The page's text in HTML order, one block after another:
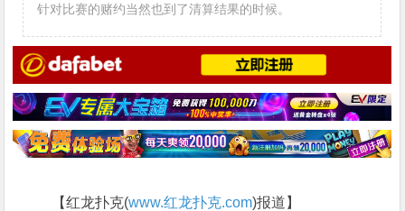
针对比赛的赌约当然也到了清算结果的时候。
【红龙扑克(www.红龙扑克.com)报道】